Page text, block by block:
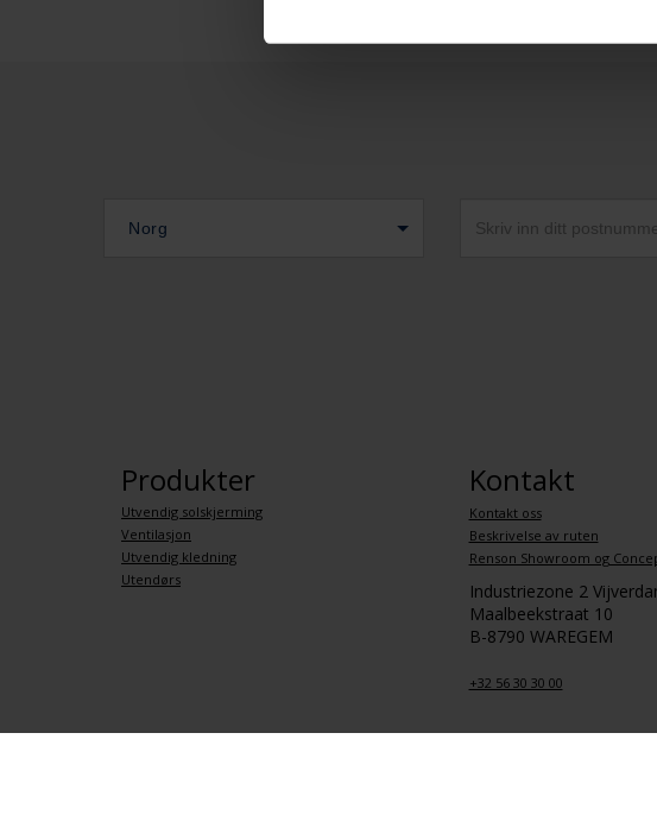
Norg
Produkter
Utvendig solskjerming
Ventilasjon
Utvendig kledning
Utendørs
Kontakt
Kontakt oss
Beskrivelse av ruten
Renson Showroom og
Industriezone 2
Maalbeekstraat 10
B-8790 WAREGEM
+32 56 30 30 00